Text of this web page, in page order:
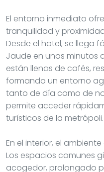
El entorno inmediato
tranquilidad y
Desde el hotel, se llega
Jaude en unos minutos
están llenas de cafés,
formando un entorno
tanto de día como de
permite acceder
turísticos de la metrópoli.
En el interior, el
Los espacios comunes
acogedor, prolongado